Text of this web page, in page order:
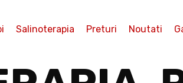
Salinoterapia Preturi Noutati